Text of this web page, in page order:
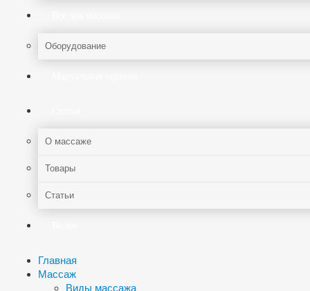
Оборудование
О массаже
Товары
Статьи
Главная
Массаж
Виды массажа